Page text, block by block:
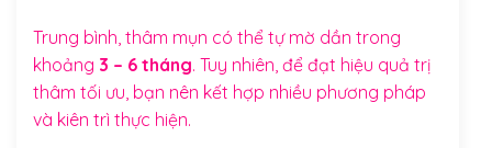
Trung bình, thâm mụn có thể tự mờ dần trong
khoảng 3 – 6 tháng. Tuy nhiên, để đạt hiệu quả trị
thâm tối ưu, bạn nên kết hợp nhiều phương pháp
và kiên trì thực hiện.